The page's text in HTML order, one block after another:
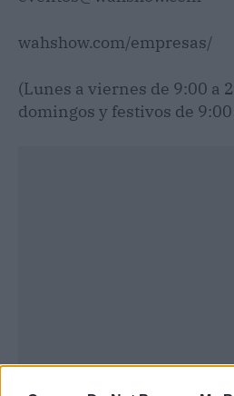
wahshow.com/empresas/
(Lunes a viernes de 9:00 a
domingos y festivos de